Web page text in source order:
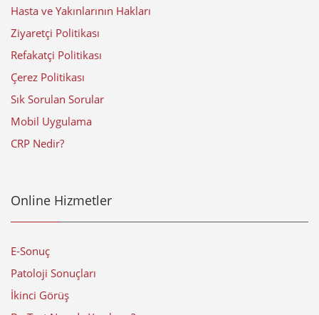
Hasta ve Yakınlarının Hakları
Ziyaretçi Politikası
Refakatçi Politikası
Çerez Politikası
Sık Sorulan Sorular
Mobil Uygulama
CRP Nedir?
Online Hizmetler
E-Sonuç
Patoloji Sonuçları
İkinci Görüş